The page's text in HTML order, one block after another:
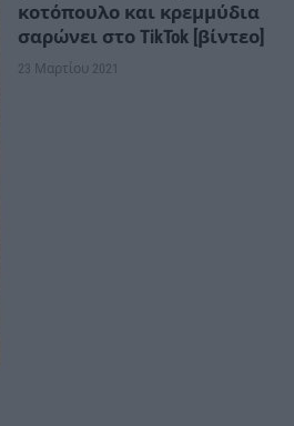
κοτόπουλο και κρεμμύδια
σαρώνει στο TikTok [βίντεο]
23 Μαρτίου 2021